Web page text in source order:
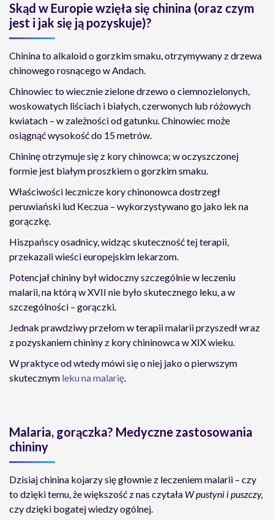
Skąd w Europie wzięła się chinina (oraz czym
jest i jak się ją pozyskuje)?
Chinina to alkaloid o gorzkim smaku, otrzymywany z drzewa
chinowego rosnącego w Andach.
Chinowiec to wiecznie zielone drzewo o ciemnozielonych,
woskowatych liściach i białych, czerwonych lub różowych
kwiatach – w zależności od gatunku. Chinowiec może
osiągnąć wysokość do 15 metrów.
Chininę otrzymuje się z kory chinowca; w oczyszczonej
formie jest białym proszkiem o gorzkim smaku.
Właściwości lecznicze kory chinonowca dostrzegł
peruwiański lud Keczua – wykorzystywano go jako lek na
gorączkę.
Hiszpańscy osadnicy, widząc skuteczność tej terapii,
przekazali wieści europejskim lekarzom.
Potencjał chininy był widoczny szczególnie w leczeniu
malarii, na którą w XVII nie było skutecznego leku, a w
szczególności – gorączki.
Jednak prawdziwy przełom w terapii malarii przyszedł wraz
z pozyskaniem chininy z kory chininowca w XIX wieku.
W praktyce od wtedy mówi się o niej jako o pierwszym
skutecznym leku na malarię.
Malaria, gorączka? Medyczne zastosowania
chininy
Dzisiaj chinina kojarzy się głownie z leczeniem malarii – czy
to dzięki temu, że większość z nas czytała W pustyni i puszczy,
czy dzięki bogatej wiedzy ogólnej.